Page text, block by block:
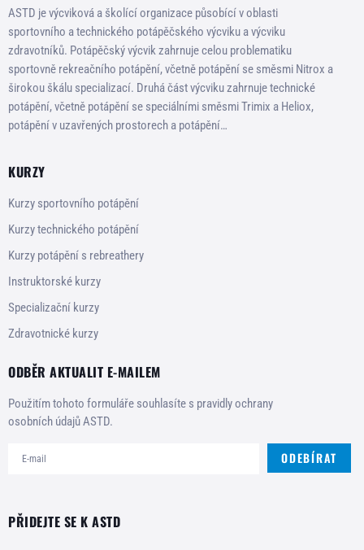
ASTD je výcviková a školící organizace působící v oblasti
sportovního a technického potápěčského výcviku a výcviku
zdravotníků. Potápěčský výcvik zahrnuje celou problematiku
sportovně rekreačního potápění, včetně potápění se směsmi Nitrox a
širokou škálu specializací. Druhá část výcviku zahrnuje technické
potápění, včetně potápění se speciálními směsmi Trimix a Heliox,
potápění v uzavřených prostorech a potápění…
KURZY
Kurzy sportovního potápění
Kurzy technického potápění
Kurzy potápění s rebreathery
Instruktorské kurzy
Specializační kurzy
Zdravotnické kurzy
ODBĚR AKTUALIT E-MAILEM
Použitím tohoto formuláře souhlasíte s pravidly ochrany
osobních údajů ASTD.
ODEBÍRAT
PŘIDEJTE SE K ASTD